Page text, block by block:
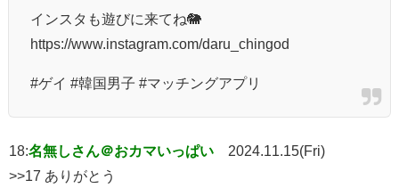
インスタも遊びに来てね🐘
https://www.instagram.com/daru_chingod
#ゲイ #韓国男子 #マッチングアプリ
18:名無しさん＠おカマいっぱい
2024.11.15(Fri)
>>17 ありがとう